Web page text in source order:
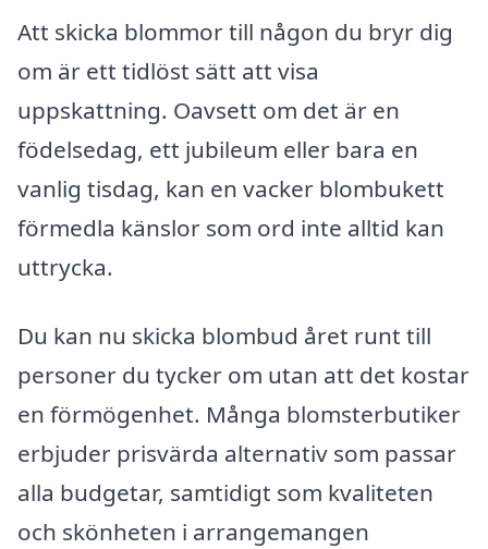
Att skicka blommor till någon du bryr dig
om är ett tidlöst sätt att visa
uppskattning. Oavsett om det är en
födelsedag, ett jubileum eller bara en
vanlig tisdag, kan en vacker blombukett
förmedla känslor som ord inte alltid kan
uttrycka.
Du kan nu skicka blombud året runt till
personer du tycker om utan att det kostar
en förmögenhet. Många blomsterbutiker
erbjuder prisvärda alternativ som passar
alla budgetar, samtidigt som kvaliteten
och skönheten i arrangemangen